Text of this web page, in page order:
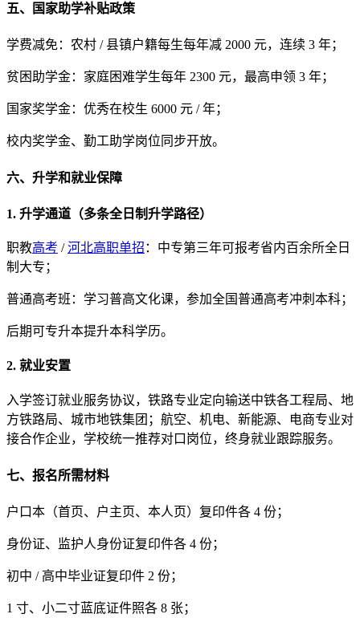
五、国家助学补贴政策
学费减免：农村 / 县镇户籍每生每年减 2000 元，连续 3 年；
贫困助学金：家庭困难学生每年 2300 元，最高申领 3 年；
国家奖学金：优秀在校生 6000 元 / 年；
校内奖学金、勤工助学岗位同步开放。
六、升学和就业保障
1. 升学通道（多条全日制升学路径）
职教高考 /河北高职单招 ：中专第三年可报考省内百余所全日
制大专；
普通高考班：学习普高文化课，参加全国普通高考冲刺本科；
后期可专升本提升本科学历。
2. 就业安置
入学签订就业服务协议，铁路专业定向输送中铁各工程局、地
方铁路局、城市地铁集团；航空、机电、新能源、电商专业对
接合作企业，学校统一推荐对口岗位，终身就业跟踪服务。
七、报名所需材料
户口本（首页、户主页、本人页）复印件各 4 份；
身份证、监护人身份证复印件各 4 份；
初中 / 高中毕业证复印件 2 份；
1 寸、小二寸蓝底证件照各 8 张；